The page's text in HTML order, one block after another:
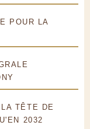
POUR LA
TÊTE DE
2032